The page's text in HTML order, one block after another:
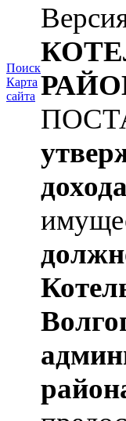
Поиск
Карта
сайта